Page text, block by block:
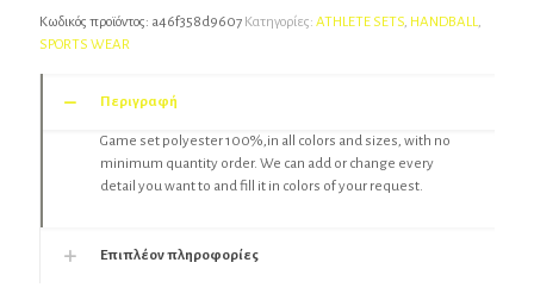
Κωδικός προϊόντος: a46f358d9607 Κατηγορίες: ATHLETE SETS, HANDBALL,
SPORTS WEAR
Περιγραφή
Game set polyester 100%,in all colors and sizes, with no
minimum quantity order. We can add or change every
detail you want to and fill it in colors of your request.
Επιπλέον πληροφορίες